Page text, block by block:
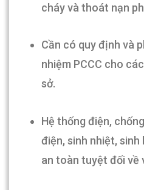
cháy và thoát nạn
Cần có quy định và
nhiệm PCCC cho
sở.
Hệ thống điện,
điện, sinh nhiệt,
an toàn tuyệt đối về